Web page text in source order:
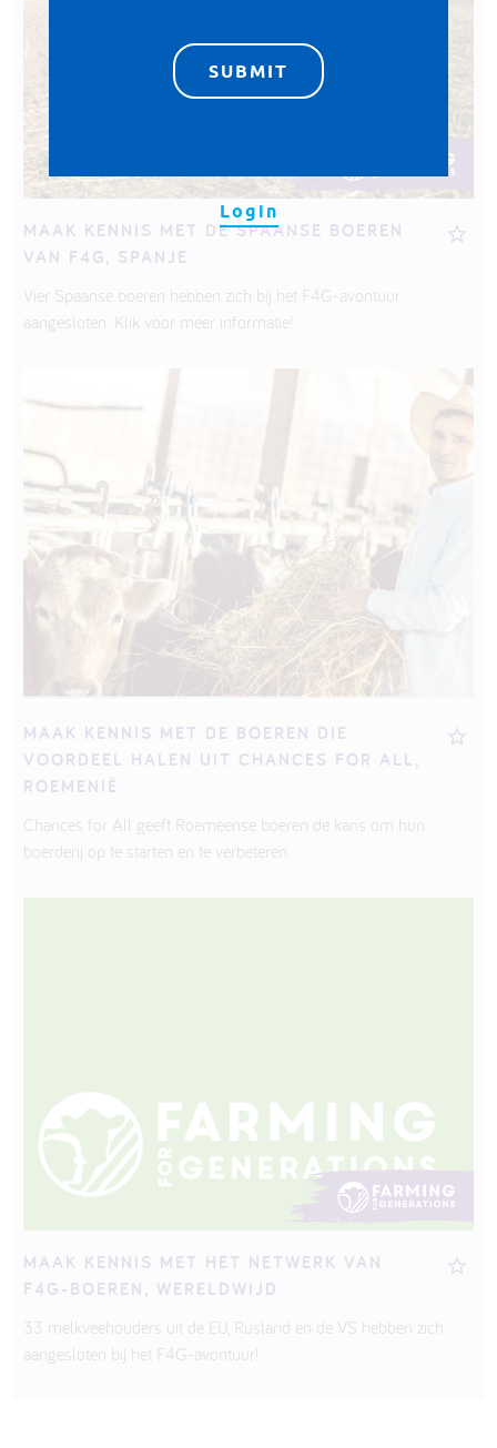
MAAK KENNIS MET DE SPAANSE BOEREN
VAN F4G, SPANJE
Vier Spaanse boeren hebben zich bij het F4G-avontuur
aangesloten. Klik voor meer informatie!
MAAK KENNIS MET DE BOEREN DIE
VOORDEEL HALEN UIT CHANCES FOR ALL,
ROEMENIË
Chances for All geeft Roemeense boeren de kans om hun
boerderij op te starten en te verbeteren.
MAAK KENNIS MET HET NETWERK VAN
F4G-BOEREN, WERELDWIJD
33 melkveehouders uit de EU, Rusland en de VS hebben zich
aangesloten bij het F4G-avontuur!
Login